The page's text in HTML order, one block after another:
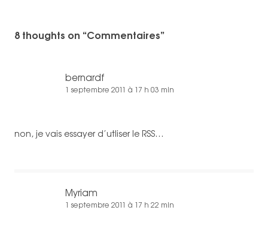
8 thoughts on “Commentaires”
bernardf
1 septembre 2011 à 17 h 03 min
non, je vais essayer d’utliser le RSS…
Myriam
1 septembre 2011 à 17 h 22 min